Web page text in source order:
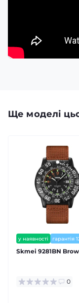
Ще моделі
у наявності гарантія
Skmei 9281BN
0